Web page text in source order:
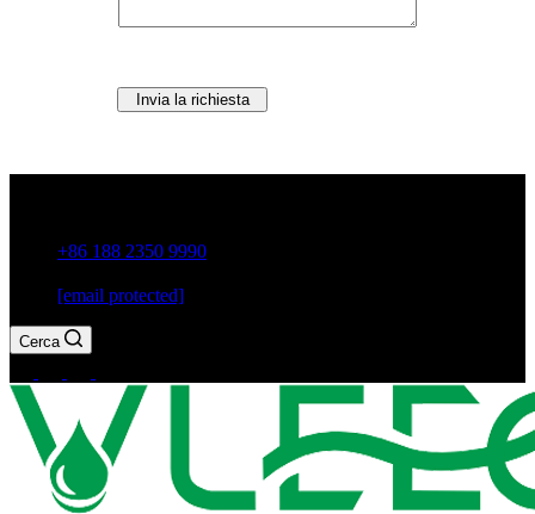
Invia la richiesta
+86 188 2350 9990
[email protected]
Cerca